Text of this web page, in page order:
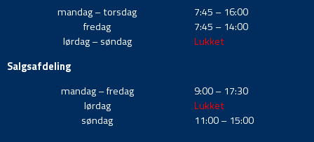
mandag – torsdag
7:45 – 16:00
fredag
7:45 – 14:00
lørdag – søndag
Lukket
Salgsafdeling
mandag – fredag
9:00 – 17:30
lørdag
Lukket
søndag
11:00 – 15:00